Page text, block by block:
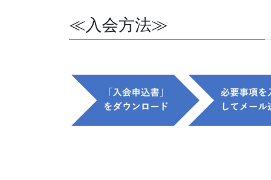
≪入会方法≫